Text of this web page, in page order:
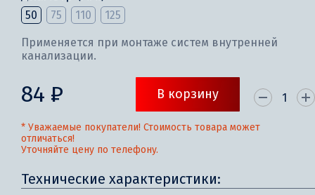
50 75 110 125
Применяется при монтаже систем внутренней
канализации.
84 ₽ В корзину
* Уважаемые покупатели! Стоимость товара может
отличаться!
Уточняйте цену по телефону.
Технические характеристики: